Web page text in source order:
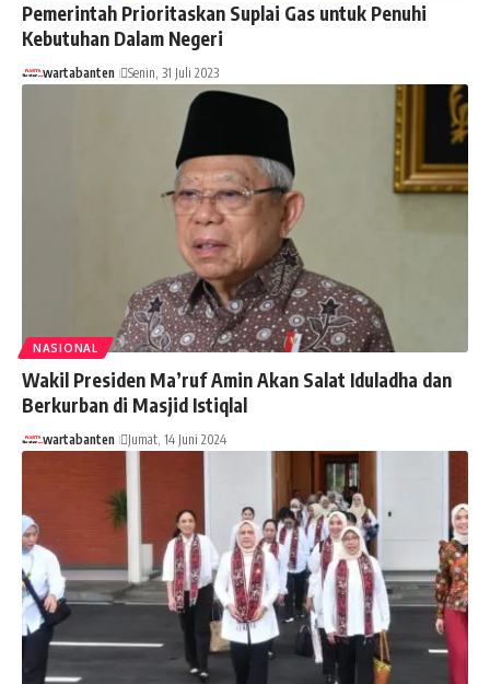
Pemerintah Prioritaskan Suplai Gas untuk Penuhi
Kebutuhan Dalam Negeri
wartabanten Senin, 31 Juli 2023
NASIONAL
Wakil Presiden Ma’ruf Amin Akan Salat Iduladha dan
Berkurban di Masjid Istiqlal
wartabanten Jumat, 14 Juni 2024